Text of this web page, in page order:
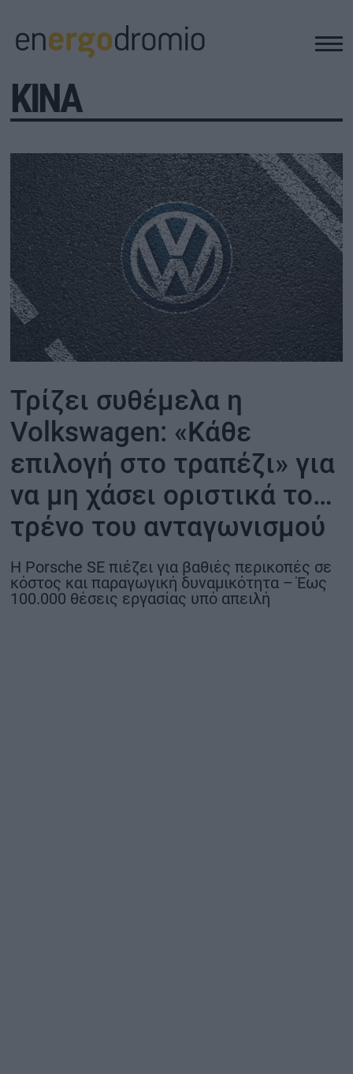
ΥΠΟΔΟΜΕΣ
REAL ESTATE
ΠΕΡΙΒΑΛΛΟΝ
ΕΝΕΡΓΕΙΑ
ΜΕΤΑΦΟΡΕΣ - ΗΛΕΚΤΡΟΚΙΝΗΣΗ
ΨΗΦΙΑΚΟΣ ΚΟΣΜΟΣ
ΟΙΚΟΝΟΜΙΑ - ΕΠΙΧΕΙΡΗΣΕΙΣ
MY PROPERTY
ΚΑΡΑΜΠΟΛΕΣ
ΟΡΟΙ ΧΡΗΣΗΣ
ΕΠΙΚΟΙΝΩΝΙΑ
ΤΑΥΤΟΤΗΤΑ
ΚΙΝΑ
Τρίζει συθέμελα η
Volkswagen: «Κάθε
επιλογή στο τραπέζι» για
να μη χάσει οριστικά το…
τρένο του ανταγωνισμού
Η Porsche SE πιέζει για βαθιές περικοπές σε
κόστος και παραγωγική δυναμικότητα – Έως
100.000 θέσεις εργασίας υπό απειλή